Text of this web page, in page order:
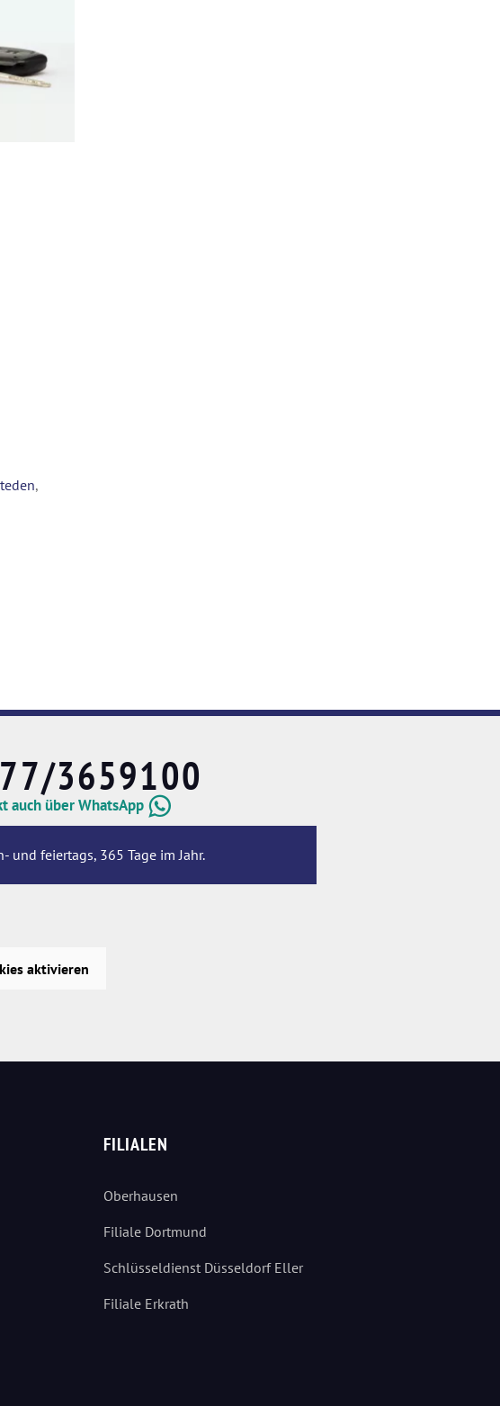
,
3659100
auch über WhatsApp
und feiertags, 365 Tage im Jahr.
aktivieren
FILIALEN
Oberhausen
Filiale Dortmund
Schlüsseldienst Düsseldorf Eller
Filiale Erkrath